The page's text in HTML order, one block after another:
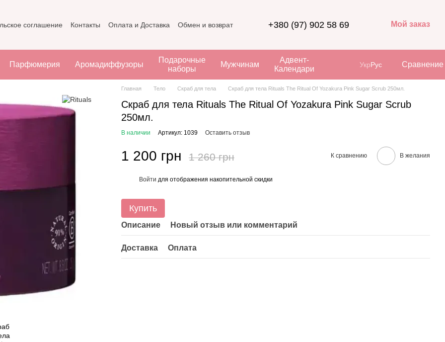
соглашение Контакты Оплата и Доставка Обмен и возврат +380 (97) 902 58 69 Мой заказ
Парфюмерия Аромадиффузоры
Подарочные
наборы
Мужчинам
Адвент-
Календари
УкрРус Сравнение
Главная Тело Скраб для тела Скраб для тела Rituals The Ritual Of Yozakura Pink Sugar Scrub 250мл.
Скраб для тела Rituals The Ritual Of Yozakura Pink Sugar Scrub
250мл.
В наличии Артикул: 1039 Оставить отзыв
1 200 грн 1 260 грн К сравнению В желания
Войти для отображения накопительной скидки
Купить
Описание Новый отзыв или комментарий
Доставка Оплата